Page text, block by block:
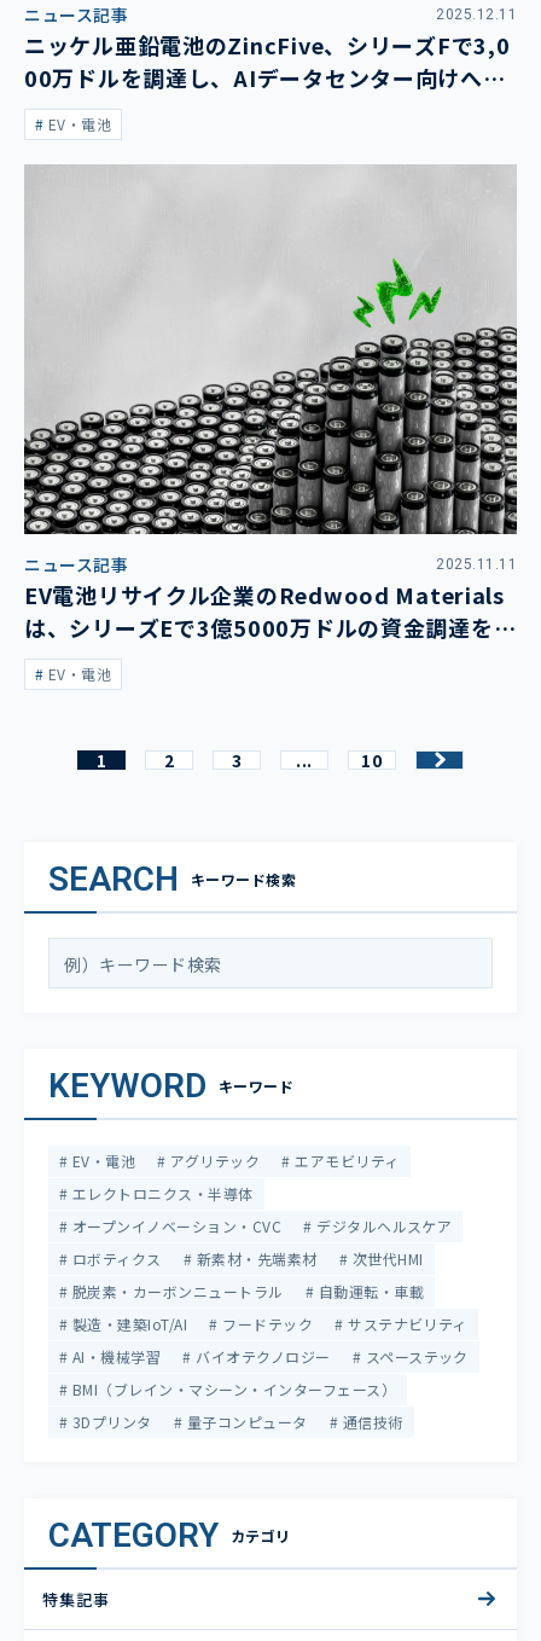
ニュース記事 2025.12.11
ニッケル亜鉛電池のZincFive、シリーズFで3,0
00万ドルを調達し、AIデータセンター向けへ商
用化を加速
EV・電池
ニュース記事 2025.11.11
EV電池リサイクル企業のRedwood Materials
は、シリーズEで3億5000万ドルの資金調達を発
表EV・電池
1 2 3 ... 10
SEARCH キーワード検索
KEYWORD キーワード
EV・電池 アグリテック
エアモビリティ
エレクトロニクス・半導体
オープンイノベーション・CVC
デジタルヘルスケア
ロボティクス
新素材・先端素材
次世代HMI
脱炭素・カーボンニュートラル
自動運転・車載
製造・建築IoT/AI
フードテック
サステナビリティ
AI・機械学習
バイオテクノロジー
スペーステック
BMI（ブレイン・マシーン・インターフェース）
3Dプリンタ
量子コンピュータ 通信技術
CATEGORY カテゴリ
特集記事